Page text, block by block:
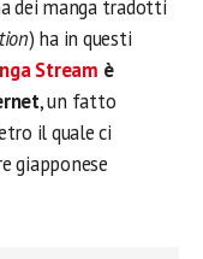
dei manga tradotti
) ha in questi
Stream è
, un fatto
il quale ci
giapponese